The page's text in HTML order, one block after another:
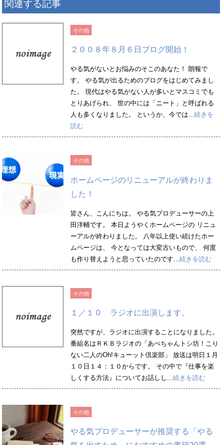
関連する記事
その他
２００８年８月６日ブログ開始！
やる気がないとお悩みのそこのあなた！ 朗報で
す。 やる気が出るためのブログをはじめてみまし
た。 現代はやる気がない人が多いとマスコミでも
とりあげられ、 世の中には「ニート」と呼ばれる
人も多くなりました。 というか、今では...続きを
読む
その他
ホームページのリニューアルが終わりま
した！
皆さん、こんにちは。 やる気プロデューサーの上
田洋輔です。 本日ようやくホームページの リニュ
ーアルが終わりました。 八年以上使い続けたホー
ムページは、 今となっては大変古いもので、 何度
も作り替えようと思っていたのです... 続きを読む
その他
１／１０ ラジオに出演します。
突然ですが、ラジオに出演することになりました。
番組名はＲＫＢラジオの「あべちゃんトシ坊！こり
ない二人のOh!キューット倶楽部」 放送は明日１月
１０日１４：１０からです。 その中で『仕事を楽
しくする方法』についてお話しし... 続きを読む
その他
やる気プロデューサーが推奨する「やる